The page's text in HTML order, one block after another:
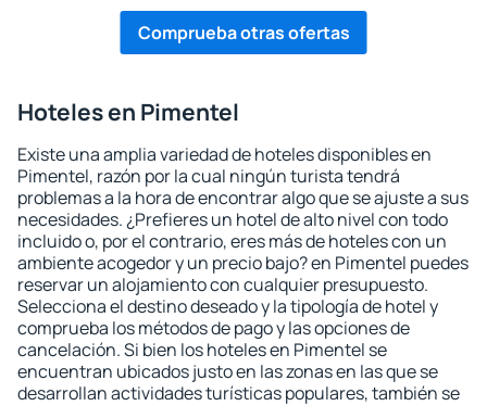
Comprueba otras ofertas
Hoteles en Pimentel
Existe una amplia variedad de hoteles disponibles en
Pimentel, razón por la cual ningún turista tendrá
problemas a la hora de encontrar algo que se ajuste a sus
necesidades. ¿Prefieres un hotel de alto nivel con todo
incluido o, por el contrario, eres más de hoteles con un
ambiente acogedor y un precio bajo? en Pimentel puedes
reservar un alojamiento con cualquier presupuesto.
Selecciona el destino deseado y la tipología de hotel y
comprueba los métodos de pago y las opciones de
cancelación. Si bien los hoteles en Pimentel se
encuentran ubicados justo en las zonas en las que se
desarrollan actividades turísticas populares, también se